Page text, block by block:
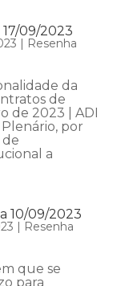
17/09/2023
| Resenha
da
de
de 2023 | ADI
por
de
a
10/09/2023
| Resenha
que se
para